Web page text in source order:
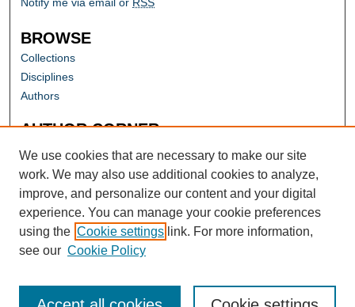
BROWSE
Collections
Disciplines
Authors
AUTHOR CORNER
Author FAQ
We use cookies that are necessary to make our site
work. We may also use additional cookies to analyze,
improve, and personalize our content and your digital
experience. You can manage your cookie preferences
using the Cookie settings link. For more information,
see our Cookie Policy